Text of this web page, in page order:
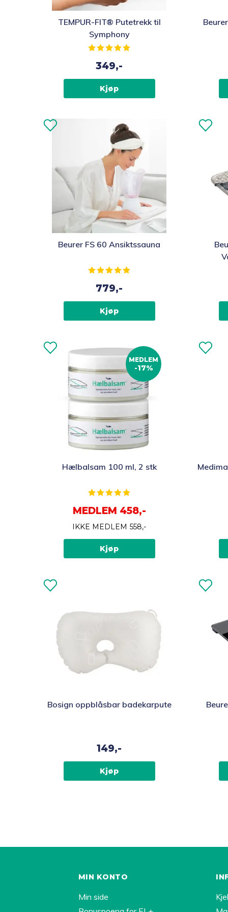
TEMPUR-FIT® Putetrekk til
Symphony
Karakter:
349,-
Kjøp
Beurer FS 60 Ansiktssauna
Karakter:
779,-
Kjøp
MEDLEM
-17%
Hælbalsam 100 ml, 2 stk
Karakter:
MEDLEM 458,-
IKKE MEDLEM 558,-
Kjøp
Dette
Bosign oppblåsbar badekarpute
149,-
Kjøp
MIN KONTO
Min side